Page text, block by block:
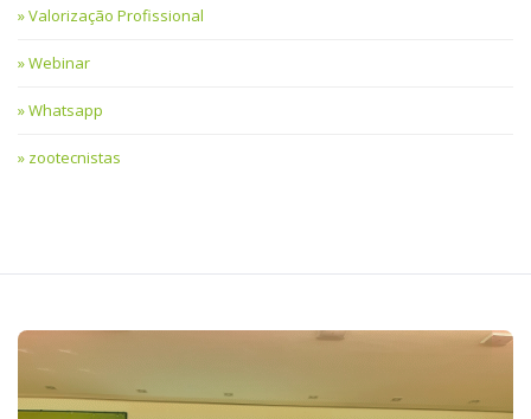
Valorização Profissional
Webinar
Whatsapp
zootecnistas